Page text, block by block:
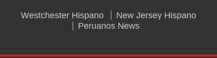
Westchester Hispano
New Jersey Hispano
Peruanos News